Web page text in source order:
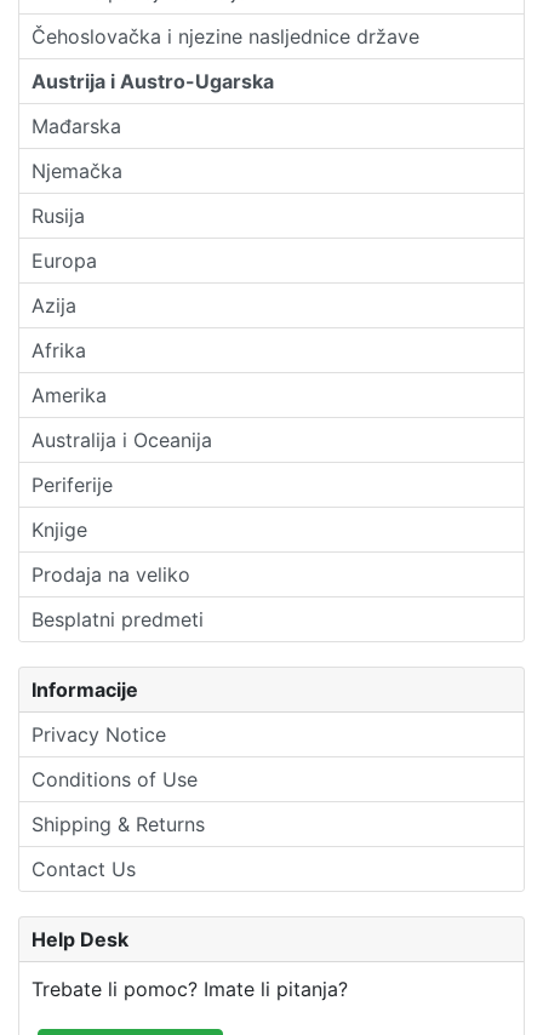
Čehoslovačka i njezine nasljednice države
Austrija i Austro-Ugarska
Mađarska
Njemačka
Rusija
Europa
Azija
Afrika
Amerika
Australija i Oceanija
Periferije
Knjige
Prodaja na veliko
Besplatni predmeti
Informacije
Privacy Notice
Conditions of Use
Shipping & Returns
Contact Us
Help Desk
Trebate li pomoc? Imate li pitanja?